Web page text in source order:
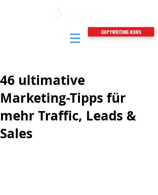
COPYWRITING KURS
46 ultimative
Marketing-Tipps für
mehr Traffic, Leads &
Sales